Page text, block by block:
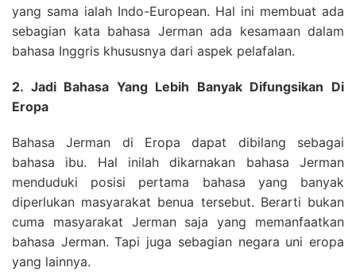
yang sama ialah Indo-European. Hal ini membuat ada
sebagian kata bahasa Jerman ada kesamaan dalam
bahasa Inggris khususnya dari aspek pelafalan.
2. Jadi Bahasa Yang Lebih Banyak Difungsikan Di
Eropa
Bahasa Jerman di Eropa dapat dibilang sebagai
bahasa ibu. Hal inilah dikarnakan bahasa Jerman
menduduki posisi pertama bahasa yang banyak
diperlukan masyarakat benua tersebut. Berarti bukan
cuma masyarakat Jerman saja yang memanfaatkan
bahasa Jerman. Tapi juga sebagian negara uni eropa
yang lainnya.